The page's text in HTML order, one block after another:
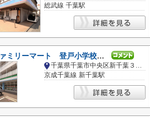
総武線 千葉駅
ファミリーマート 登戸小学校前店
千葉県千葉市中央区新千葉３丁目
京成千葉線 新千葉駅